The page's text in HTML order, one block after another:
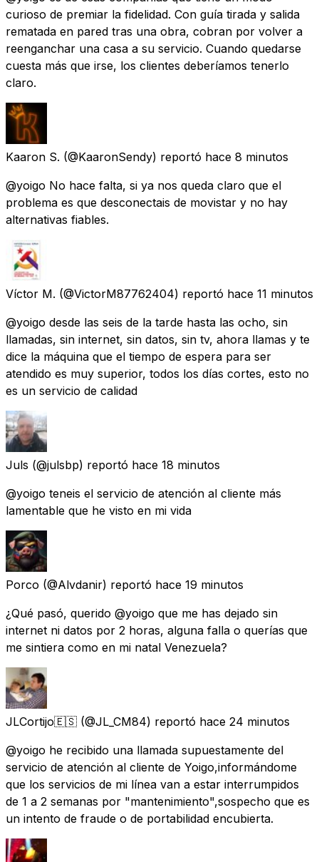
curioso de premiar la fidelidad. Con guía tirada y salida
rematada en pared tras una obra, cobran por volver a
reenganchar una casa a su servicio. Cuando quedarse
cuesta más que irse, los clientes deberíamos tenerlo
claro.
Kaaron S. (@KaaronSendy) reportó hace 8 minutos
@yoigo No hace falta, si ya nos queda claro que el
problema es que desconectais de movistar y no hay
alternativas fiables.
Víctor M. (@VictorM87762404) reportó hace 11 minutos
@yoigo desde las seis de la tarde hasta las ocho, sin
llamadas, sin internet, sin datos, sin tv, ahora llamas y te
dice la máquina que el tiempo de espera para ser
atendido es muy superior, todos los días cortes, esto no
es un servicio de calidad
Juls (@julsbp) reportó hace 18 minutos
@yoigo teneis el servicio de atención al cliente más
lamentable que he visto en mi vida
Porco (@Alvdanir) reportó hace 19 minutos
¿Qué pasó, querido @yoigo que me has dejado sin
internet ni datos por 2 horas, alguna falla o querías que
me sintiera como en mi natal Venezuela?
JLCortijo🇪🇸 (@JL_CM84) reportó hace 24 minutos
@yoigo he recibido una llamada supuestamente del
servicio de atención al cliente de Yoigo,informándome
que los servicios de mi línea van a estar interrumpidos
de 1 a 2 semanas por "mantenimiento",sospecho que es
un intento de fraude o de portabilidad encubierta.